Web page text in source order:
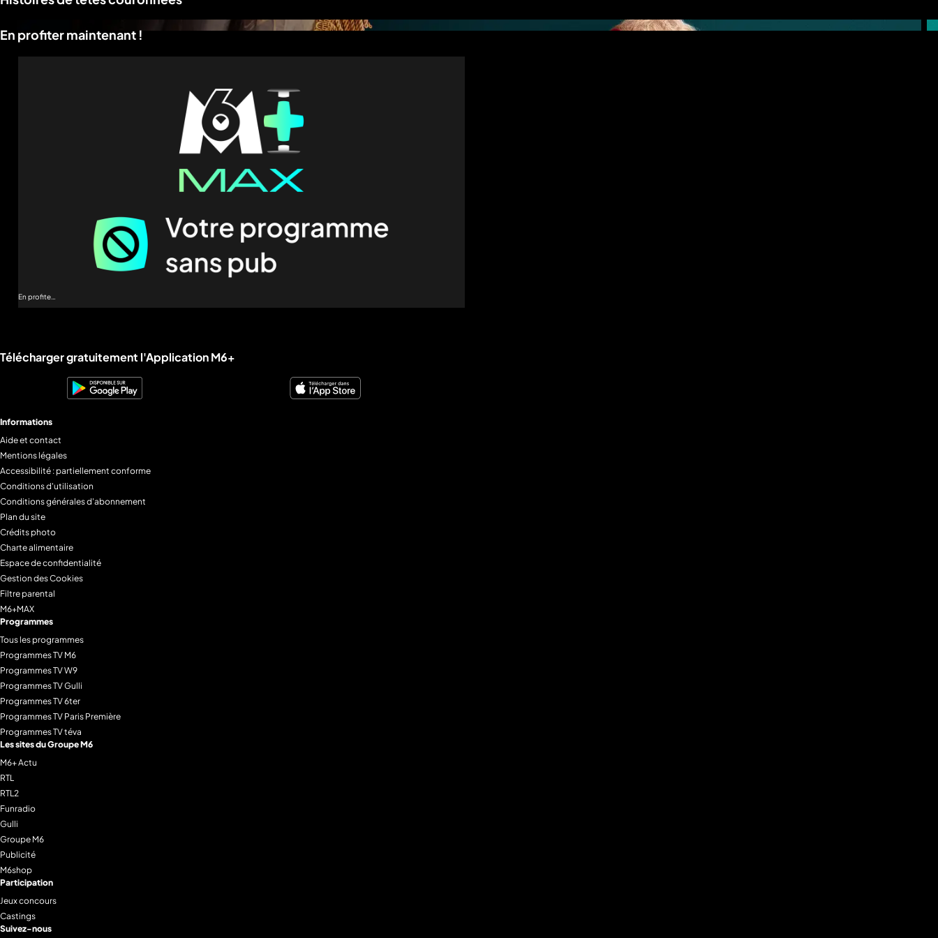
En profiter maintenant !
En profiter
maintenant
Liens utiles M6+.
Télécharger gratuitement l'Application M6+
Informations
Aide et contact
Mentions légales
Accessibilité : partiellement conforme
Conditions d'utilisation
Conditions générales d'abonnement
Plan du site
Crédits photo
Charte alimentaire
Espace de confidentialité
Gestion des Cookies
Filtre parental
M6+MAX
Programmes
Tous les programmes
Programmes TV M6
Programmes TV W9
Programmes TV Gulli
Programmes TV 6ter
Programmes TV Paris Première
Programmes TV téva
Les sites du Groupe M6
M6+ Actu
RTL
RTL2
Funradio
Gulli
Groupe M6
Publicité
M6shop
Participation
Jeux concours
Castings
Suivez-nous